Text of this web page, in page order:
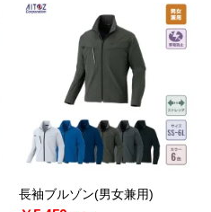
長袖ブルゾン(男女兼用)